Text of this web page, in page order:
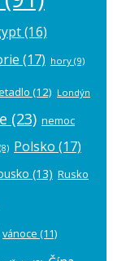
(16)
(17) hory (9)
(12) Londýn
(23) nemoc
Polsko (17)
(13) Rusko
vánoce (11)